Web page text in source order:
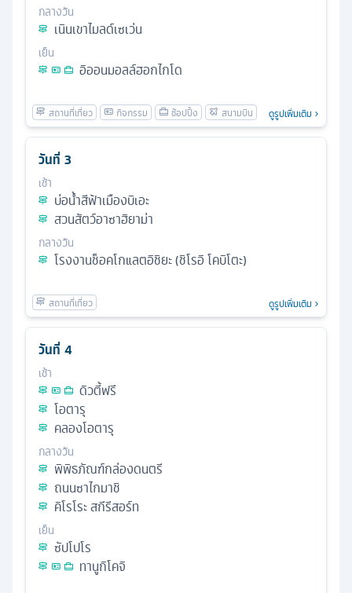
กลางวัน
เนินเขาไมลด์เซเว่น
เย็น
อิออนมอลล์ฮอกไกโด
ดูรูปเพิ่มเติม
วันที่ 3
เช้า
บ่อน้ำสีฟ้าเมืองบิเอะ
สวนสัตว์อาซาฮิยาม่า
กลางวัน
โรงงานช็อคโกแลตอิชิยะ (ชิโรอิ โคบิโตะ)
ดูรูปเพิ่มเติม
วันที่ 4
เช้า
ดิวตี้ฟรี
โอตารุ
คลองโอตารุ
กลางวัน
พิพิธภัณฑ์กล่องดนตรี
ถนนซาไกมาชิ
คิโรโระ สกีรีสอร์ท
เย็น
ซัปโปโร
ทานูกิโคจิ